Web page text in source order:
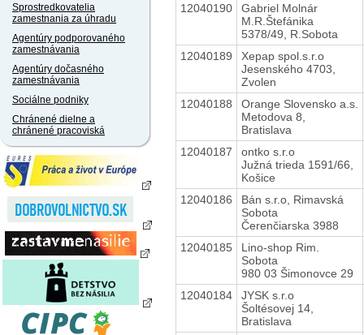
Sprostredkovatelia
zamestnania za úhradu
Agentúry podporovaného
zamestnávania
Agentúry dočasného
zamestnávania
Sociálne podniky
Chránené dielne a
chránené pracoviská
12040190
Gabriel Molnár
M.R.Štefánika
5378/49, R.Sobota
12040189
Xepap spol.s.r.o
Jesenského 4703,
Zvolen
12040188
Orange Slovensko a.s.
Metodova 8,
Bratislava
12040187
ontko s.r.o
Južná trieda 1591/66,
Košice
12040186
Bán s.r.o, Rimavská
Sobota
Čerenčiarska 3988
12040185
Lino-shop Rim.
Sobota
980 03 Šimonovce 29
12040184
JYSK s.r.o
Šoltésovej 14,
Bratislava